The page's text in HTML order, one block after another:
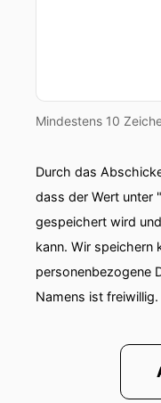
Mindestens 10
Durch das
dass der Wert unter
gespeichert wird
kann. Wir speichern
personenbezogene
Namens ist freiwillig.